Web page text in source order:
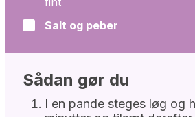
▢
Salt og peber
Sådan gør du
I en pande steges løg og